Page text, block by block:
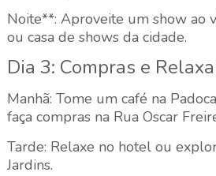
Noite**: Aproveite um show ao
ou casa de shows da cidade.
Dia 3: Compras e
Manhã: Tome um café na
faça compras na Rua Oscar
Tarde: Relaxe no hotel ou
Jardins.